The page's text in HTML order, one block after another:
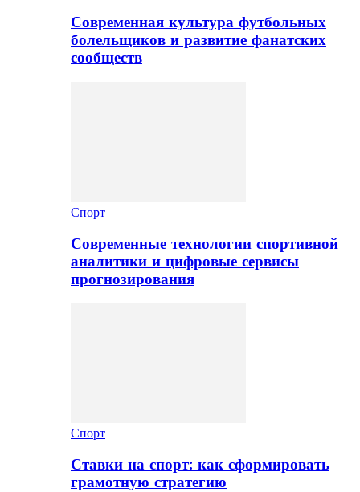
Современная культура футбольных
болельщиков и развитие фанатских
сообществ
Спорт
Современные технологии спортивной
аналитики и цифровые сервисы
прогнозирования
Спорт
Ставки на спорт: как сформировать
грамотную стратегию